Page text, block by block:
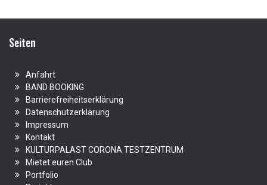
Seiten
Anfahrt
BAND BOOKING
Barrierefreiheitserklärung
Datenschutzerklärung
Impressum
Kontakt
KULTURPALAST CORONA TESTZENTRUM
Mietet euren Club
Portfolio